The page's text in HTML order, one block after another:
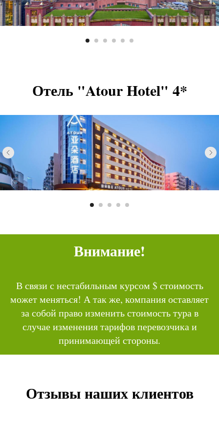
Отель "Atour Hotel" 4*
Внимание!
В связи с нестабильным курсом $ стоимость
может меняться! А так же, компания оставляет
за собой право изменить стоимость тура в
случае изменения тарифов перевозчика и
принимающей стороны.
Отзывы наших клиентов